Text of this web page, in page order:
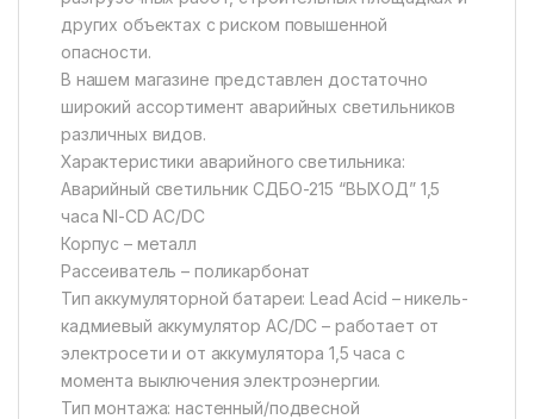
других объектах с риском повышенной
опасности.
В нашем магазине представлен достаточно
широкий ассортимент аварийных светильников
различных видов.
Характеристики аварийного светильника:
Аварийный светильник СДБО-215 “ВЫХОД” 1,5
часа NI-CD AC/DC
Корпус – металл
Рассеиватель – поликарбонат
Тип аккумуляторной батареи: Lead Acid – никель-
кадмиевый аккумулятор AC/DC – работает от
электросети и от аккумулятора 1,5 часа с
момента выключения электроэнергии.
Тип монтажа: настенный/подвесной